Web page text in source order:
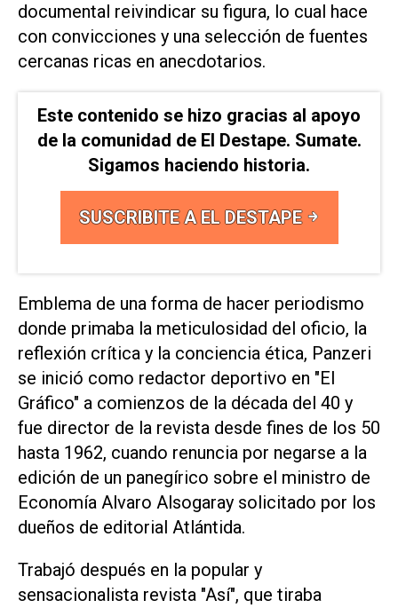
documental reivindicar su figura, lo cual hace
con convicciones y una selección de fuentes
cercanas ricas en anecdotarios.
Este contenido se hizo gracias al apoyo
de la comunidad de El Destape. Sumate.
Sigamos haciendo historia.
SUSCRIBITE A EL DESTAPE
Emblema de una forma de hacer periodismo
donde primaba la meticulosidad del oficio, la
reflexión crítica y la conciencia ética, Panzeri
se inició como redactor deportivo en "El
Gráfico" a comienzos de la década del 40 y
fue director de la revista desde fines de los 50
hasta 1962, cuando renuncia por negarse a la
edición de un panegírico sobre el ministro de
Economía Alvaro Alsogaray solicitado por los
dueños de editorial Atlántida.
Trabajó después en la popular y
sensacionalista revista "Así", que tiraba